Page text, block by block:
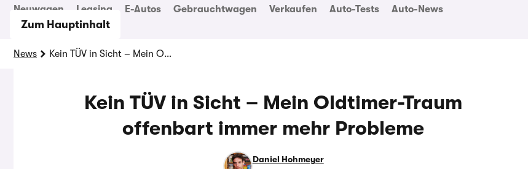
Zum Hauptinhalt
Neuwagen Leasing E-Autos Gebrauchtwagen Verkaufen Auto-Tests Auto-News
News Kein TÜV in Sicht – Mein Oldtimer-Traum offenbart immer mehr Probleme
Kein TÜV in Sicht – Mein Oldtimer-Traum
offenbart immer mehr Probleme
Daniel Hohmeyer